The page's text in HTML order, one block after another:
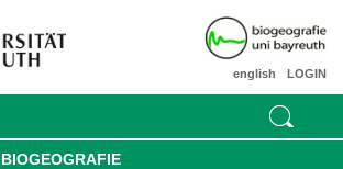
LOGIN
english